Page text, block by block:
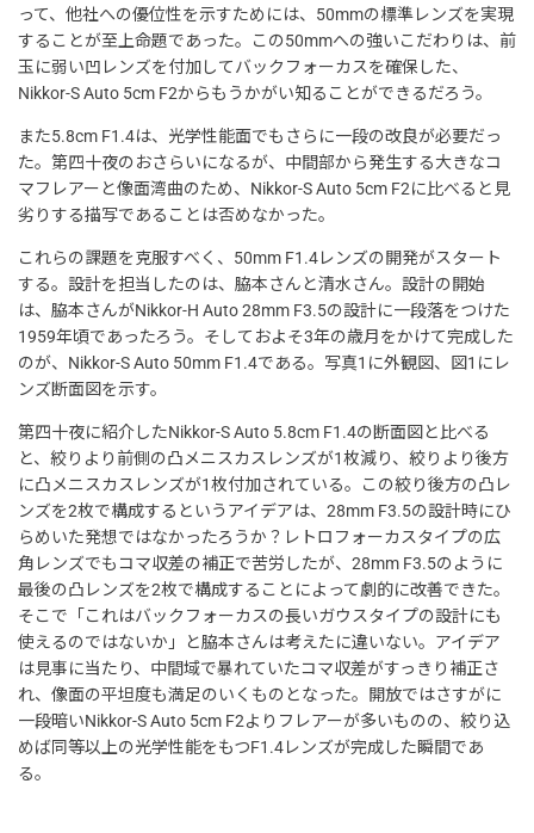
って、他社への優位性を示すためには、50mmの標準レンズを実現
することが至上命題であった。この50mmへの強いこだわりは、前
玉に弱い凹レンズを付加してバックフォーカスを確保した、
Nikkor-S Auto 5cm F2からもうかがい知ることができるだろう。
また5.8cm F1.4は、光学性能面でもさらに一段の改良が必要だっ
た。第四十夜のおさらいになるが、中間部から発生する大きなコ
マフレアーと像面湾曲のため、Nikkor-S Auto 5cm F2に比べると見
劣りする描写であることは否めなかった。
これらの課題を克服すべく、50mm F1.4レンズの開発がスタート
する。設計を担当したのは、脇本さんと清水さん。設計の開始
は、脇本さんがNikkor-H Auto 28mm F3.5の設計に一段落をつけた
1959年頃であったろう。そしておよそ3年の歳月をかけて完成した
のが、Nikkor-S Auto 50mm F1.4である。写真1に外観図、図1にレ
ンズ断面図を示す。
第四十夜に紹介したNikkor-S Auto 5.8cm F1.4の断面図と比べる
と、絞りより前側の凸メニスカスレンズが1枚減り、絞りより後方
に凸メニスカスレンズが1枚付加されている。この絞り後方の凸レ
ンズを2枚で構成するというアイデアは、28mm F3.5の設計時にひ
らめいた発想ではなかったろうか？レトロフォーカスタイプの広
角レンズでもコマ収差の補正で苦労したが、28mm F3.5のように
最後の凸レンズを2枚で構成することによって劇的に改善できた。
そこで「これはバックフォーカスの長いガウスタイプの設計にも
使えるのではないか」と脇本さんは考えたに違いない。アイデア
は見事に当たり、中間域で暴れていたコマ収差がすっきり補正さ
れ、像面の平坦度も満足のいくものとなった。開放ではさすがに
一段暗いNikkor-S Auto 5cm F2よりフレアーが多いものの、絞り込
めば同等以上の光学性能をもつF1.4レンズが完成した瞬間であ
る。